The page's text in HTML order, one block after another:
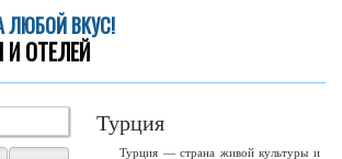
ЛЮБОЙ ВКУС!
И ОТЕЛЕЙ
Турция
Турция — страна живой культуры и